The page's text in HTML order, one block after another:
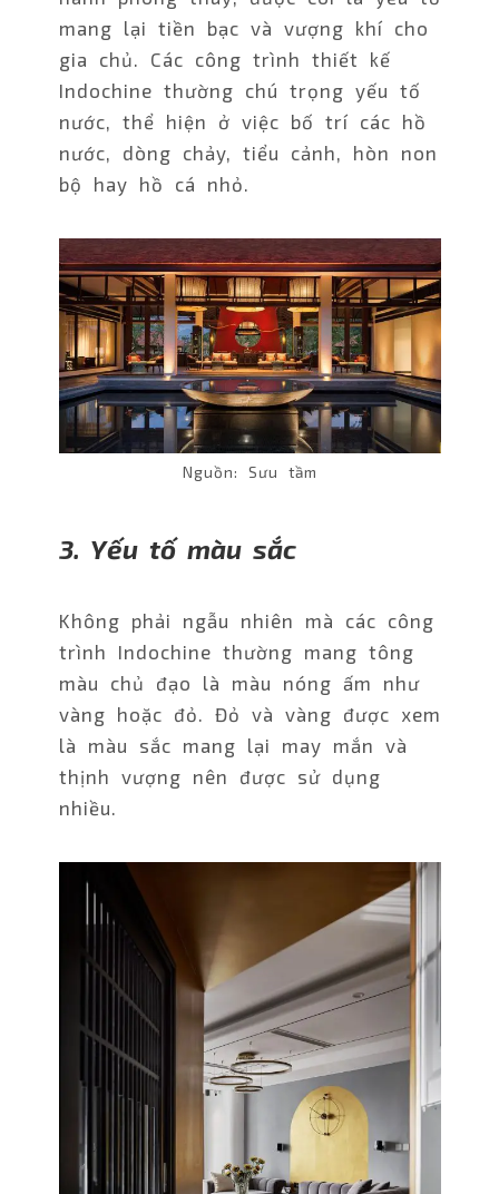
mang lại tiền bạc và vượng khí cho
gia chủ. Các công trình thiết kế
Indochine thường chú trọng yếu tố
nước, thể hiện ở việc bố trí các hồ
nước, dòng chảy, tiểu cảnh, hòn non
bộ hay hồ cá nhỏ.
Nguồn: Sưu tầm
3. Yếu tố màu sắc
Không phải ngẫu nhiên mà các công
trình Indochine thường mang tông
màu chủ đạo là màu nóng ấm như
vàng hoặc đỏ. Đỏ và vàng được xem
là màu sắc mang lại may mắn và
thịnh vượng nên được sử dụng
nhiều.